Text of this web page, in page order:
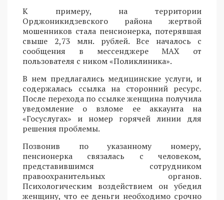
К примеру, на территории
Орджоникидзевского района жертвой
мошенников стала пенсионерка, потерявшая
свыше 2,73 млн. рублей. Все началось с
сообщения в мессенджере MAX от
пользователя с ником «Поликлиника».
В нем предлагались медицинские услуги, и
содержалась ссылка на сторонний ресурс.
После перехода по ссылке женщина получила
уведомление о взломе ее аккаунта на
«Госуслугах» и номер горячей линии для
решения проблемы.
Позвонив по указанному номеру,
пенсионерка связалась с человеком,
представившимся сотрудником
правоохранительных органов.
Психологическим воздействием он убедил
женщину, что ее деньги необходимо срочно